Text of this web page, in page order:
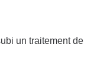
un traitement de